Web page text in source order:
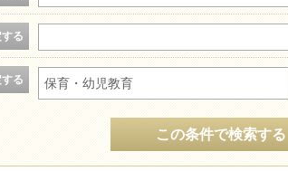
る
る 保育・幼児教育
この条件で検索する